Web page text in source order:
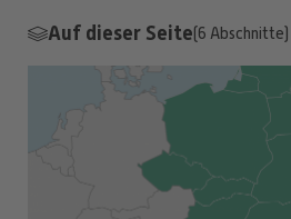
Auf dieser Seite(6 Abschnitte)